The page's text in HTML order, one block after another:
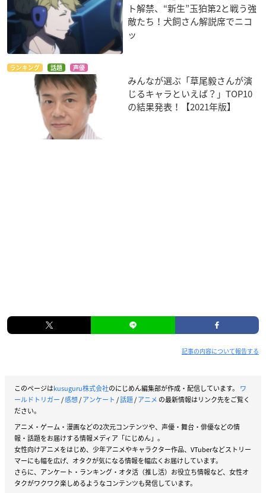
TVアニメ「ワールドトリガー」2ndシーズン
【放送情報】
2021年1月9日(土)より毎週土曜25:30
～
テレビ朝日系列「NUMAnimation」に
【スタッフ】
原作：葦原大介 「週刊少年ジャンプ」
「ジャンプスクエア」（集英社）連載
ト解禁、“新生”玉狛第2と戦う強
敵たち！犬飼さん解説席でニコ
ッ
ランキング 話題 声優
みんなが選ぶ「草尾毅さんが演
じるキャラといえば？」TOP10
の結果発表！【2021年版】
記事の内容について報告する
このページはkusuguru株式会社のにじめん編集部が作成・配信しています。 ワ
ールドトリガー/感想/アンケート /話題/アニメ の最新情報はリンク先をご覧く
ださい。
アニメ・ゲーム・漫画などの2次元コンテンツや、声優・舞台・俳優などの情
報・話題をお届けする情報メディア「にじめん」。
女性向けアニメをはじめ、少年アニメやキャラクター作品、VTuberなどストリー
マーにも幅を広げ、オタクが気になる情報を幅広くお届けしています。
さらに、アンケート・ランキング・オタ活（推し活）お役立ち情報など、女性オ
タクがワクワク楽しめるようなコンテンツも発信しています。